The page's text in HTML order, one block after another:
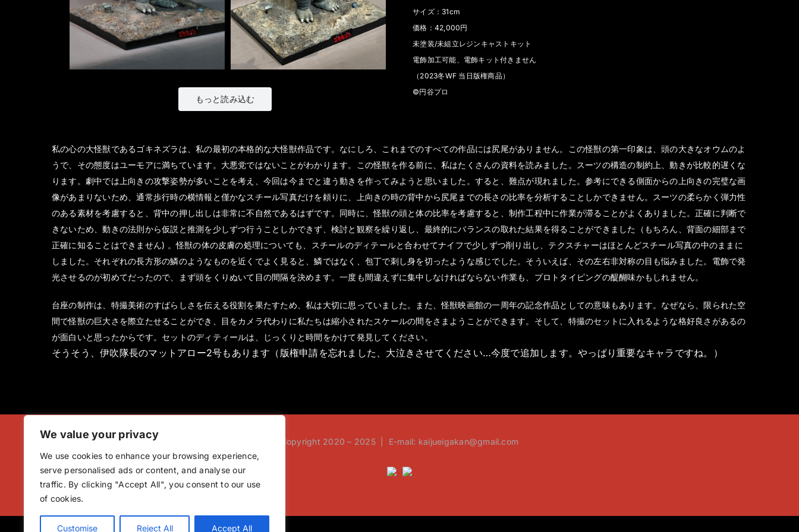
We value your privacy
We use cookies to enhance your browsing experience,
serve personalised ads or content, and analyse our
traffic. By clicking "Accept All", you consent to our use
of cookies.
Customise Reject All Accept All
もっと読み込む
サイズ：31cm
価格：42,000円
未塗装/未組立レジンキャストキット
電飾加工可能、電飾キット付きません
（2023冬WF 当日版権商品）
©円谷プロ
私の心の大怪獣であるゴキネズラは、私の最初の本格的な大怪獣作品です。なにしろ、これまでのすべての作品には尻尾がありません。この怪獣の第一印象は、頭の大きなオウムのよ
うで、その態度はユーモアに満ちています。大悪党ではないことがわかります。この怪獣を作る前に、私はたくさんの資料を読みました。スーツの構造の制約上、動きが比較的遅くな
ります。劇中では上向きの攻撃姿勢が多いことを考え、今回は今までと違う動きを作ってみようと思いました。すると、難点が現れました。参考にできる側面からの上向きの完璧な画
像があまりないため、通常歩行時の横情報と僅かなスチール写真だけを頼りに、上向きの時の背中から尻尾までの長さの比率を分析することしかできません。スーツの柔らかく弾力性
のある素材を考慮すると、背中の押し出しは非常に不自然であるはずです。同時に、怪獣の頭と体の比率を考慮すると、制作工程中に作業が滞ることがよくありました。正確に判断で
きないため、動きの法則から仮説と推測を少しずつ行うことしかできず、検討と観察を繰り返し、最終的にバランスの取れた結果を得ることができました（もちろん、背面の細部まで
正確に知ることはできません) 。怪獣の体の皮膚の処理についても、スチールのディテールと合わせてナイフで少しずつ削り出し、テクスチャーはほとんどスチール写真の中のままに
しました。それぞれの長方形の鱗のようなものを近くでよく見ると、鱗ではなく、包丁で刺し身を切ったような感じでした。そういえば、その左右非対称の目も悩みました。電飾で発
光させるのが初めてだったので、まず頭をくりぬいて目の間隔を決めます。一度も間違えずに集中しなければならない作業も、プロトタイピングの醍醐味かもしれません。
台座の制作は、特撮美術のすばらしさを伝える役割を果たすため、私は大切に思っていました。また、怪獣映画館の一周年の記念作品としての意味もあります。なぜなら、限られた空
間で怪獣の巨大さを際立たせることができ、目をカメラ代わりに私たちは縮小されたスケールの間をさまようことができます。そして、特撮のセットに入れるような格好良さがあるの
が面白いと思ったからです。セットのディティールは、じっくりと時間をかけて発見してください。
そうそう、伊吹隊長のマットアロー2号もあります（版権申請を忘れました、大泣きさせてください…今度で追加します。やっぱり重要なキャラですね。）
Copyright 2020 – 2025 | E-mail: kaijueigakan@gmail.com